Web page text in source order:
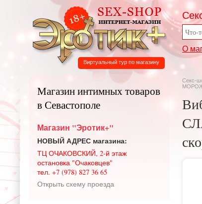
О
Виртуальный тур по магазину
Секс-
Магазин интимных товаров
в Севастополе
Магазин "Эротик+"
НОВЫЙ АДРЕС магазина:
ТЦ ОЧАКОВСКИЙ, 2-й этаж
остановка "Очаковцев"
тел. +7 (978) 827 36 65
Открыть схему проезда